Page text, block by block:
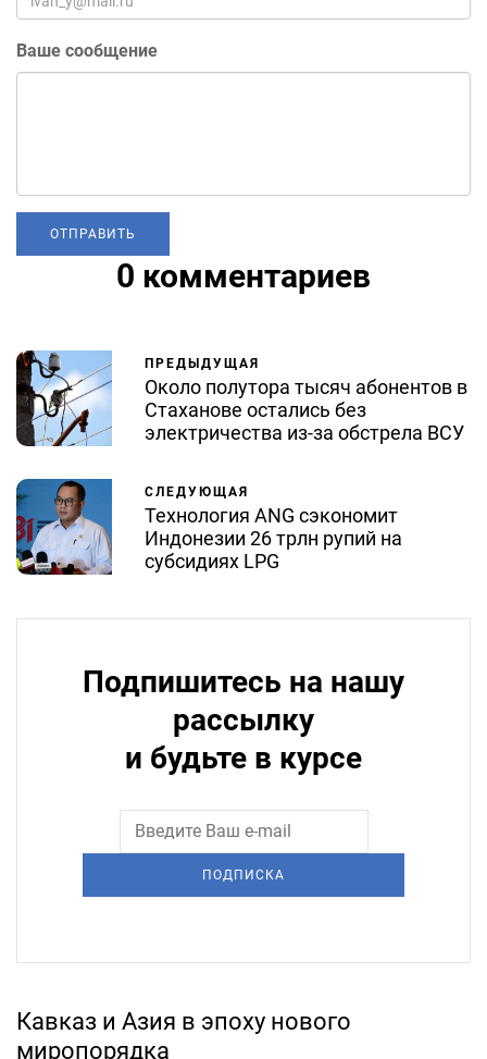
Ваше сообщение
0 комментариев
ПРЕДЫДУЩАЯ
Около полутора тысяч абонентов в
Стаханове остались без
электричества из-за обстрела ВСУ
СЛЕДУЮЩАЯ
Технология ANG сэкономит
Индонезии 26 трлн рупий на
субсидиях LPG
Подпишитесь на нашу
рассылку
и будьте в курсе
ПОДПИСКА
Кавказ и Азия в эпоху нового
миропорядка